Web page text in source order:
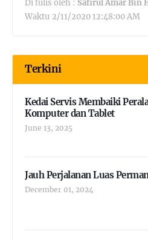
Di tulis oleh : Safirul Amar Bin
Waktu 2/11/2020 12:48:00 AM
Terkini
Kedai Servis Membaiki
Komputer dan Tablet
June 13, 2025
Jauh Perjalanan Luas
December 01, 2024